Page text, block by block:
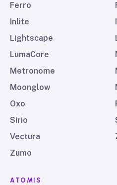
Ferro
Inlite
Lightscape
LumaCore
Metronome
Moonglow
Oxo
Sirio
Vectura
Zumo
ATOMIS